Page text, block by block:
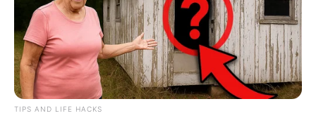
TIPS AND LIFE HACKS